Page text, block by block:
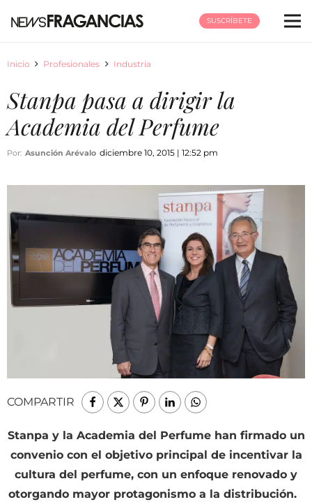
SUSCRÍBETE
Inicio Profesionales Industria
Stanpa pasa a dirigir la
Academia del Perfume
Por: Asunción Arévalo diciembre 10, 2015 | 12:52 pm
COMPARTIR
Stanpa y la Academia del Perfume han firmado un
convenio con el objetivo principal de incentivar la
cultura del perfume, con un enfoque renovado y
otorgando mayor protagonismo a la distribución.